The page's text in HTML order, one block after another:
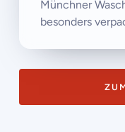
Münchner
besonders